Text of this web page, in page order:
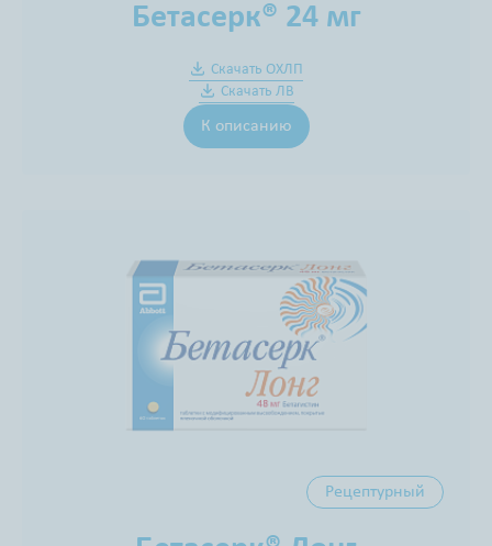
Бетасерк® 24 мг
Скачать ОХЛП
Скачать ЛВ
К описанию
Рецептурный